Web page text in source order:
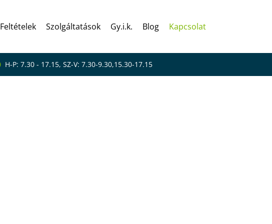
Feltételek Szolgáltatások Gy.i.k. Blog Kapcsolat
H-P: 7.30 - 17.15, SZ-V: 7.30-9.30,15.30-17.15